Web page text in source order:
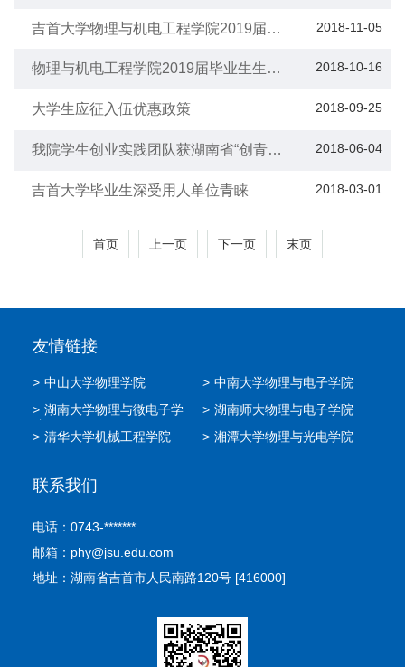
2018-11-05
吉首大学物理与机电工程学院2019届毕
2018-10-16
物理与机电工程学院2019届毕业生生源
2018-09-25
大学生应征入伍优惠政策
2018-06-04
我院学生创业实践团队获湖南省“创青
2018-03-01
吉首大学毕业生深受用人单位青睐
首页 上一页 下一页 末页
友情链接
> 中山大学物理学院 > 中南大学物理与电子学院
> 湖南大学物理与微电子学
院
> 湖南师大物理与电子学院
> 清华大学机械工程学院 > 湘潭大学物理与光电学院
联系我们
电话：0743-*******
邮箱：phy@jsu.edu.com
地址：湖南省吉首市人民南路120号 [416000]